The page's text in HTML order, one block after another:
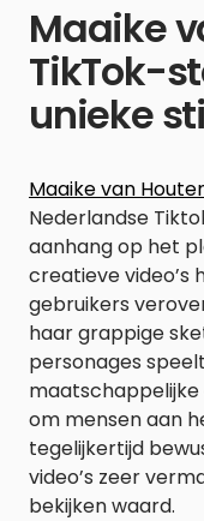
Maaike
TikTok-
unieke
Maaike van
Nederlandse
aanhang op het
creatieve video’s
gebruikers
haar grappige
personages
om mensen aan
tegelijkertijd
video’s zeer
bekijken waard.